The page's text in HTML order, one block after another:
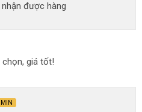
được hàng
giá tốt!